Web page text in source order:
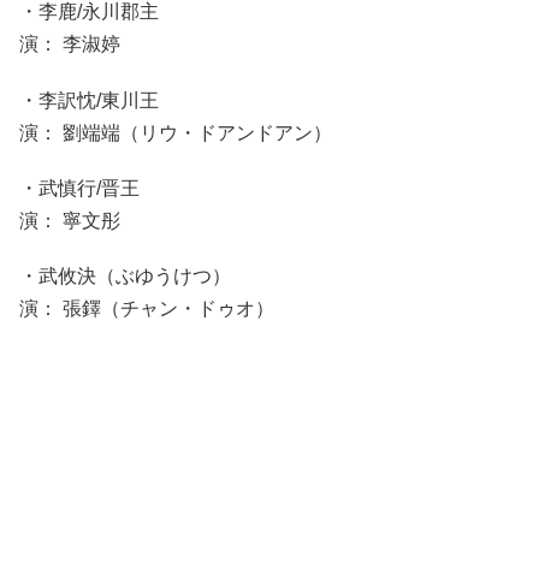
・李鹿/永川郡主
演： 李淑婷
・李訳忱/東川王
演： 劉端端（リウ・ドアンドアン）
・武慎行/晋王
演： 寧文彤
・武攸決（ぶゆうけつ）
演： 張鐸（チャン・ドゥオ）